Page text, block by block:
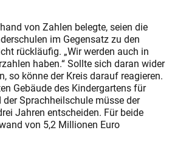
von Zahlen belegte, seien die
im Gegensatz zu den
rückläufig. „Wir werden auch in
haben.“ Sollte sich daran wider
so könne der Kreis darauf reagieren.
Gebäude des Kindergartens für
Sprachheilschule müsse der
Jahren entscheiden. Für beide
von 5,2 Millionen Euro